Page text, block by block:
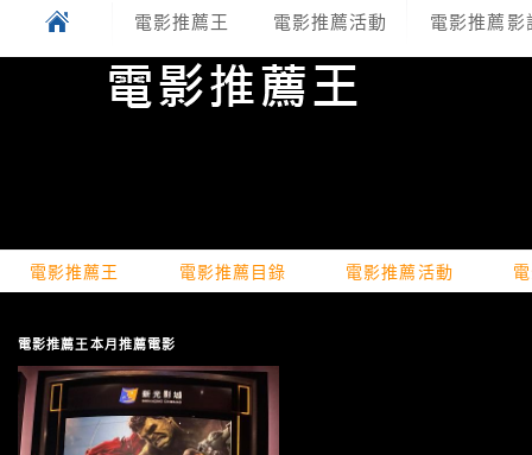
電影推薦王 電影推薦活動 電影推薦影
電影推薦王 電影推薦目錄 電影推薦活動
電影推薦王本月推薦電影